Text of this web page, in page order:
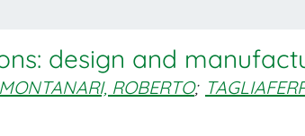
design and
MONTANARI, ROBERTO;